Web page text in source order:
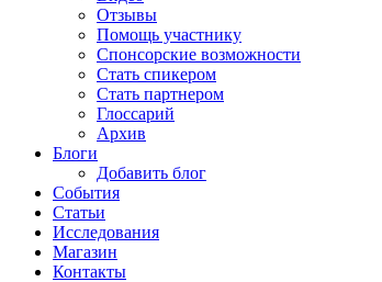
Отзывы
Помощь участнику
Спонсорские возможности
Стать спикером
Стать партнером
Глоссарий
Архив
Блоги
Добавить блог
События
Статьи
Исследования
Магазин
Контакты